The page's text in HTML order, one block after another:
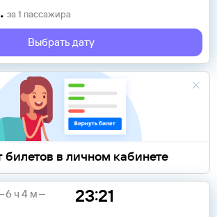
за 1 пассажира
Выбрать дату
билетов в личном кабинете
23:21
6 ч 4 м